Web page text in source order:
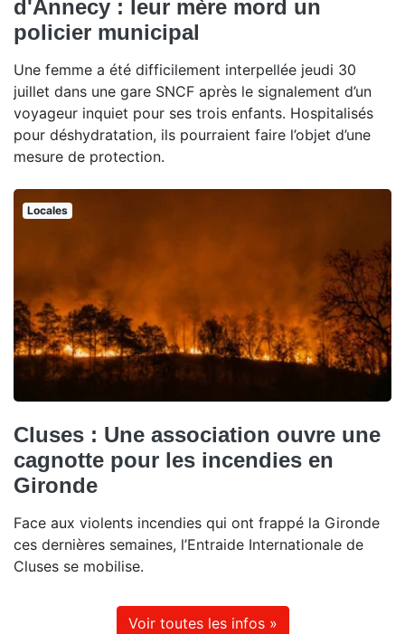
d'Annecy : leur mère mord un
policier municipal
Une femme a été difficilement interpellée jeudi 30
juillet dans une gare SNCF après le signalement d’un
voyageur inquiet pour ses trois enfants. Hospitalisés
pour déshydratation, ils pourraient faire l’objet d’une
mesure de protection.
Locales
Cluses : Une association ouvre une
cagnotte pour les incendies en
Gironde
Face aux violents incendies qui ont frappé la Gironde
ces dernières semaines, l’Entraide Internationale de
Cluses se mobilise.
Voir toutes les infos »